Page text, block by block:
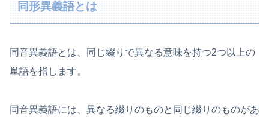
同形異義語とは
同音異義語とは、同じ綴りで異なる意味を持つ2つ以上の
単語を指します。
同音異義語には、異なる綴りのものと同じ綴りのものがあ